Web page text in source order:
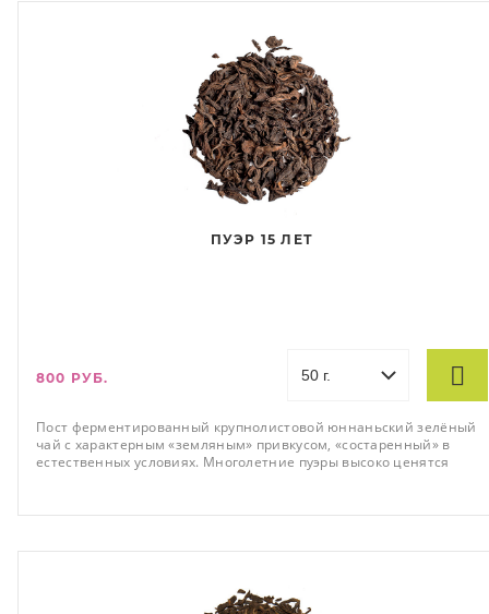
ПУЭР 15 ЛЕТ
800 РУБ.
Пост ферментированный крупнолистовой юннаньский зелёный
чай с характерным «земляным» привкусом, «состаренный» в
естественных условиях. Многолетние пуэры высоко ценятся